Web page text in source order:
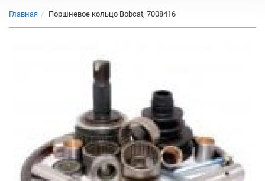
Главная Поршневое кольцо Bobcat, 7008416